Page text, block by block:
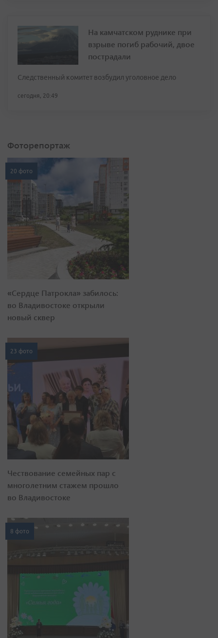
На камчатском руднике при
взрыве погиб рабочий, двое
пострадали
Следственный комитет возбудил уголовное дело
сегодня, 20:49
Фоторепортаж
20 фото
«Сердце Патрокла» забилось:
во Владивостоке открыли
новый сквер
23 фото
Чествование семейных пар с
многолетним стажем прошло
во Владивостоке
8 фото